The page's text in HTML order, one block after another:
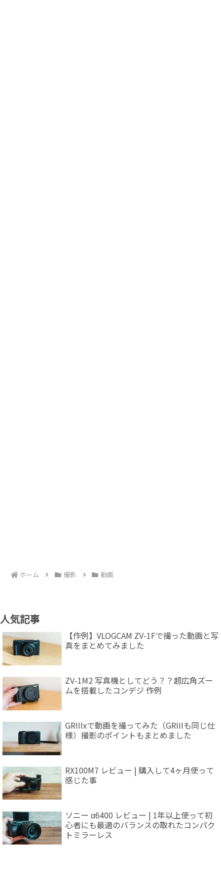
ホーム 撮影 動画
人気記事
【作例】VLOGCAM ZV-1Fで撮った動画と写
真をまとめてみました
ZV-1M2 写真機としてどう？？超広角ズー
ムを搭載したコンデジ 作例
GRIIIxで動画を撮ってみた（GRIIIも同じ仕
様）撮影のポイントもまとめました
RX100M7 レビュー | 購入して4ヶ月使って
感じた事
ソニー α6400 レビュー | 1年以上使って初
心者にも最適のバランスの取れたコンパク
トミラーレス